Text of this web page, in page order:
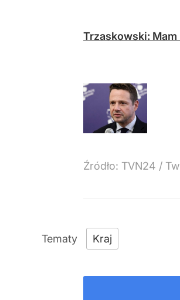
Trzaskowski:
Źródło: TVN24 /
Kraj